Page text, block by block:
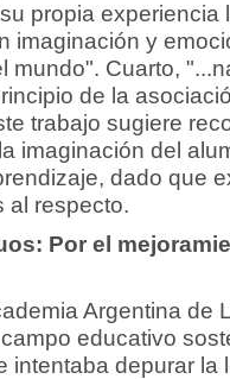
propia
imaginación y
mundo". Cuarto,
de la
trabajo sugiere
imaginación del
dado que
al respecto.
Por el
Argentina de
educativo
intentaba depurar la